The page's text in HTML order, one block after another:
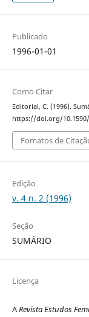
Publicado
1996-01-01
Como Citar
Editorial, C. (1996).
https://doi.org/
Fomatos de
Edição
v. 4 n. 2 (1996)
Seção
SUMÁRIO
Licença
ARevista Estudos